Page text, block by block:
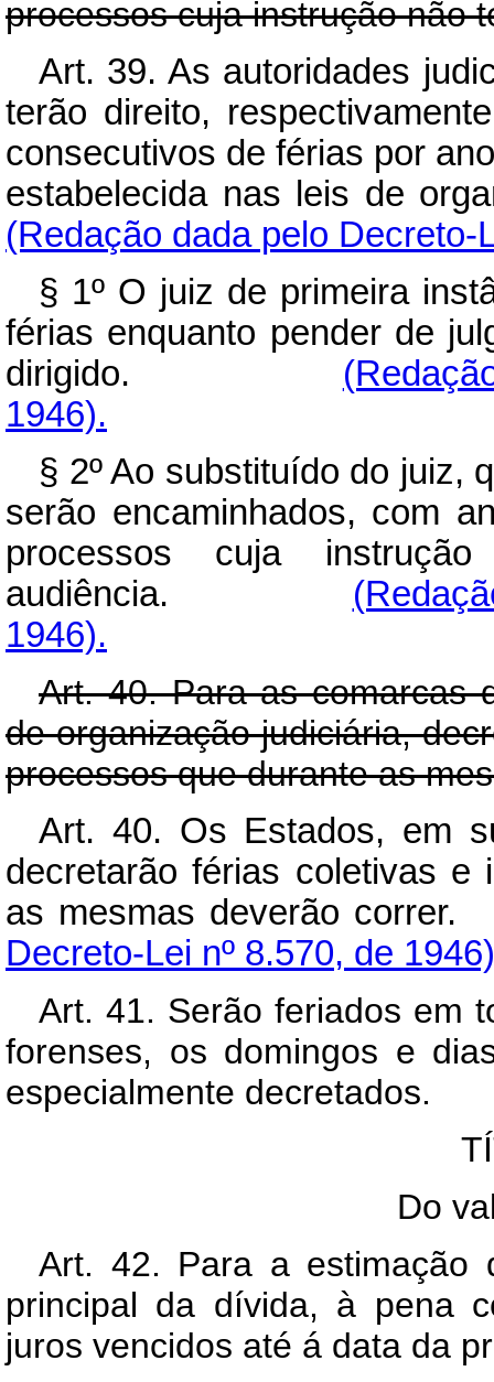
processos cuja instrução não
Art. 39. As autoridades
terão direito,
consecutivos de férias por
estabelecida nas
(Redação dada pelo Decreto-
§ 1º O juiz de primeira
férias enquanto pender de
dirigido.
1946).
§ 2º Ao substituído do juiz,
serão encaminhados, com
processos cuja
audiência.
1946).
Art. 40. Para as comarcas
de organização judiciária,
processos que durante as
Art. 40. Os Estados, em
decretarão férias coletivas e
as mesmas
Decreto-Lei nº 8.570, de
Art. 41. Serão feriados em
forenses, os domingos e
especialmente decretados.
Do
Art. 42. Para a estimação
principal da dívida, à pena
juros vencidos até á data da